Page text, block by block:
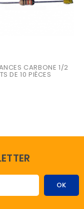
CARBONE 1/2
DE 10 PIÈCES